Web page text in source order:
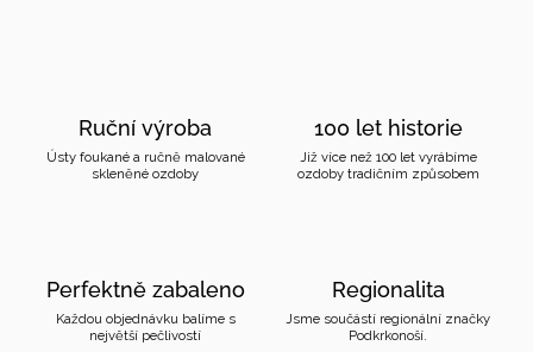
Ruční výroba
Ústy foukané a ručně malované
skleněné ozdoby
100 let historie
Již více než 100 let vyrábíme
ozdoby tradičním způsobem
Perfektně zabaleno
Každou objednávku balíme s
největší pečlivostí
Regionalita
Jsme součástí regionální značky
Podkrkonoší.